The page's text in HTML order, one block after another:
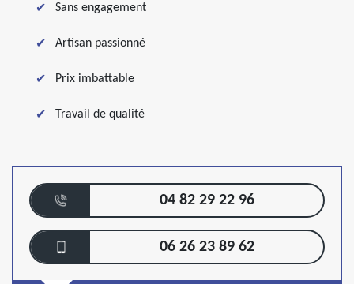
Sans engagement
Artisan passionné
Prix imbattable
Travail de qualité
04 82 29 22 96
06 26 23 89 62